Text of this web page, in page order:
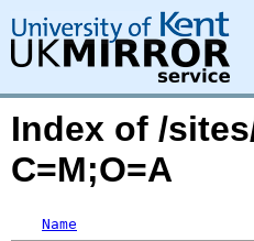
Index of /
C=M;O=A
Name